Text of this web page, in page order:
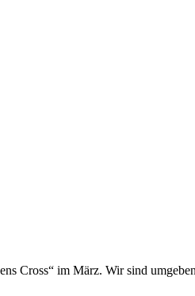
Cross“ im März. Wir sind